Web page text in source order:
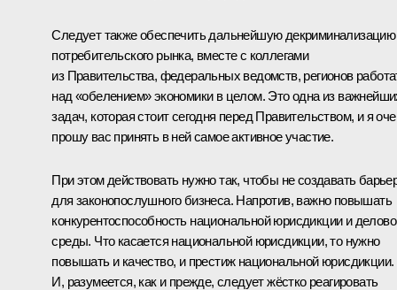
Следует также обеспечить дальнейшую декриминализацию
потребительского рынка, вместе с коллегами
из Правительства, федеральных ведомств, регионов
над «обелением» экономики в целом. Это одна из
задач, которая стоит сегодня перед Правительством, и я
прошу вас принять в ней самое активное участие.
При этом действовать нужно так, чтобы не создавать
для законопослушного бизнеса. Напротив, важно повышать
конкурентоспособность национальной юрисдикции и
среды. Что касается национальной юрисдикции, то нужно
повышать и качество, и престиж национальной юрисдикции.
И, разумеется, как и прежде, следует жёстко реагировать